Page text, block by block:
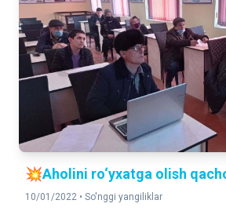
💥Aholini ro‘yxatga olish
10/01/2022 • So'nggi yangiliklar